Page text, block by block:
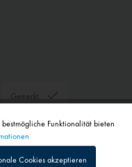
Gemerkt
Funktionalität bieten
Cookies akzeptieren